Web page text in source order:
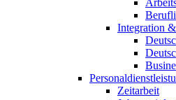
Integration
Zeitarbeit